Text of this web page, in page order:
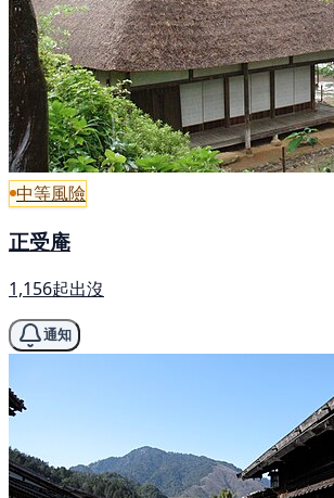
中等風險
正受庵
1,156起出沒
通知